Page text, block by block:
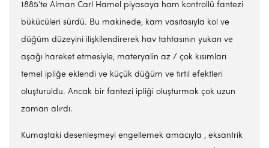
1885’te Alman Carl Hamel piyasaya ham kontrollü fantezi
bükücüleri sürdü. Bu makinede, kam vasıtasıyla kol ve
düğüm düzeyini ilişkilendirerek hav tahtasının yukarı ve
aşağı hareket etmesiyle, materyalin az / çok kısımları
temel ipliğe eklendi ve küçük düğüm ve tırtıl efektleri
oluşturuldu. Ancak bir fantezi ipliği oluşturmak çok uzun
zaman alırdı.
Kumaştaki desenleşmeyi engellemek amacıyla , eksantrik